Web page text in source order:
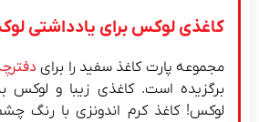
کاغذی لوکس برای یادداشتی
مجموعه پارت کاغذ سفید را برای
برگزیده است. کاغذی زیبا و لوکس
لوکس! کاغذ کرم اندونزی با رنگ چشم